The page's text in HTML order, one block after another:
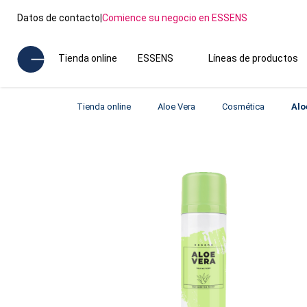
Datos de contacto|Comience su negocio en ESSENS
Tienda online ESSENS Líneas de productos
Tienda online Aloe Vera Cosmética